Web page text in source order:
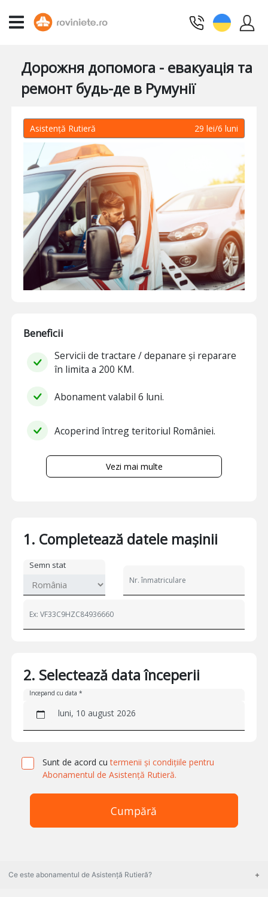
Дорожня допомога - евакуація та
ремонт будь-де в Румунії
Asistență Rutieră 29 lei/6 luni
Beneficii
Servicii de tractare / depanare și reparare
în limita a 200 KM.
Abonament valabil 6 luni.
Acoperind întreg teritoriul României.
Vezi mai multe
1. Completează datele mașinii
Semn stat
2. Selectează data începerii
Incepand cu data *
luni, 10 august 2026
Sunt de acord cutermenii și condițiile pentru
Abonamentul de Asistență Rutieră.
Cumpără
Ce este abonamentul de Asistență Rutieră?